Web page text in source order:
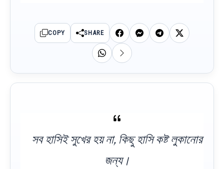
COPY SHARE
সব হাসিই সুখের হয় না, কিছু হাসি কষ্ট লুকানোর
জন্য।